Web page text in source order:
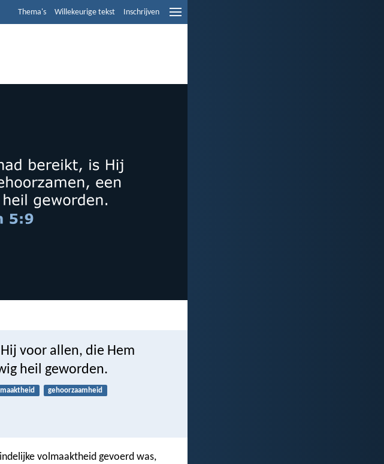
Thema's Willekeurige tekst Inschrijven
voor allen, die Hem
heil geworden.
gehoorzaamheid
volmaaktheid gevoerd was,